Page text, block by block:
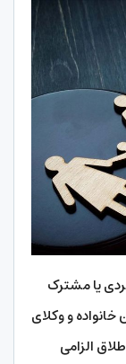
یا مشترک
و وکلای
الزامی